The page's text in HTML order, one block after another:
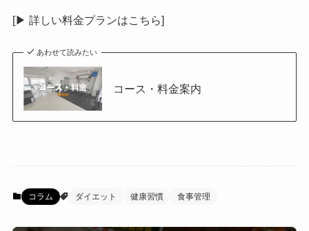
[▶︎ 詳しい料金プランはこちら]
あわせて読みたい
コース・料金案内
コラム ダイエット 健康習慣 食事管理